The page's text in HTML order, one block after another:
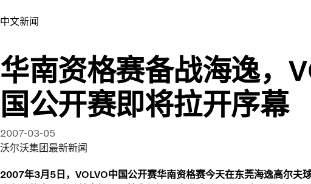
中文新闻​
华南资格赛备战海逸，
国公开赛即将拉开序幕
2007-03-05
沃尔沃集团最新新闻
2007年3月5日，VOLVO中国公开赛华南资格赛今天在东莞海逸高尔夫